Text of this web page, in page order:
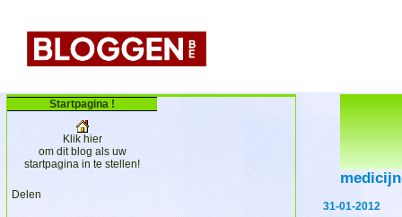
Startpagina !
Klik hier
om dit blog als uw
startpagina in te stellen!
Delen
31-01-2012